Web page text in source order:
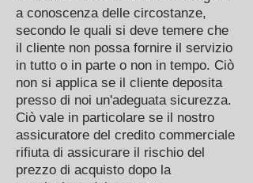
a conoscenza delle circostanze,
secondo le quali si deve temere che
il cliente non possa fornire il servizio
in tutto o in parte o non in tempo. Ciò
non si applica se il cliente deposita
presso di noi un'adeguata sicurezza.
Ciò vale in particolare se il nostro
assicuratore del credito commerciale
rifiuta di assicurare il rischio del
prezzo di acquisto dopo la